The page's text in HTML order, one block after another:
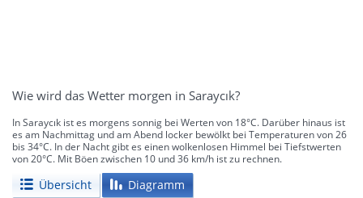
Wie wird das Wetter morgen in Saraycık?
In Saraycık ist es morgens sonnig bei Werten von 18°C. Darüber hinaus ist
es am Nachmittag und am Abend locker bewölkt bei Temperaturen von 26
bis 34°C. In der Nacht gibt es einen wolkenlosen Himmel bei Tiefstwerten
von 20°C. Mit Böen zwischen 10 und 36 km/h ist zu rechnen.
Übersicht Diagramm